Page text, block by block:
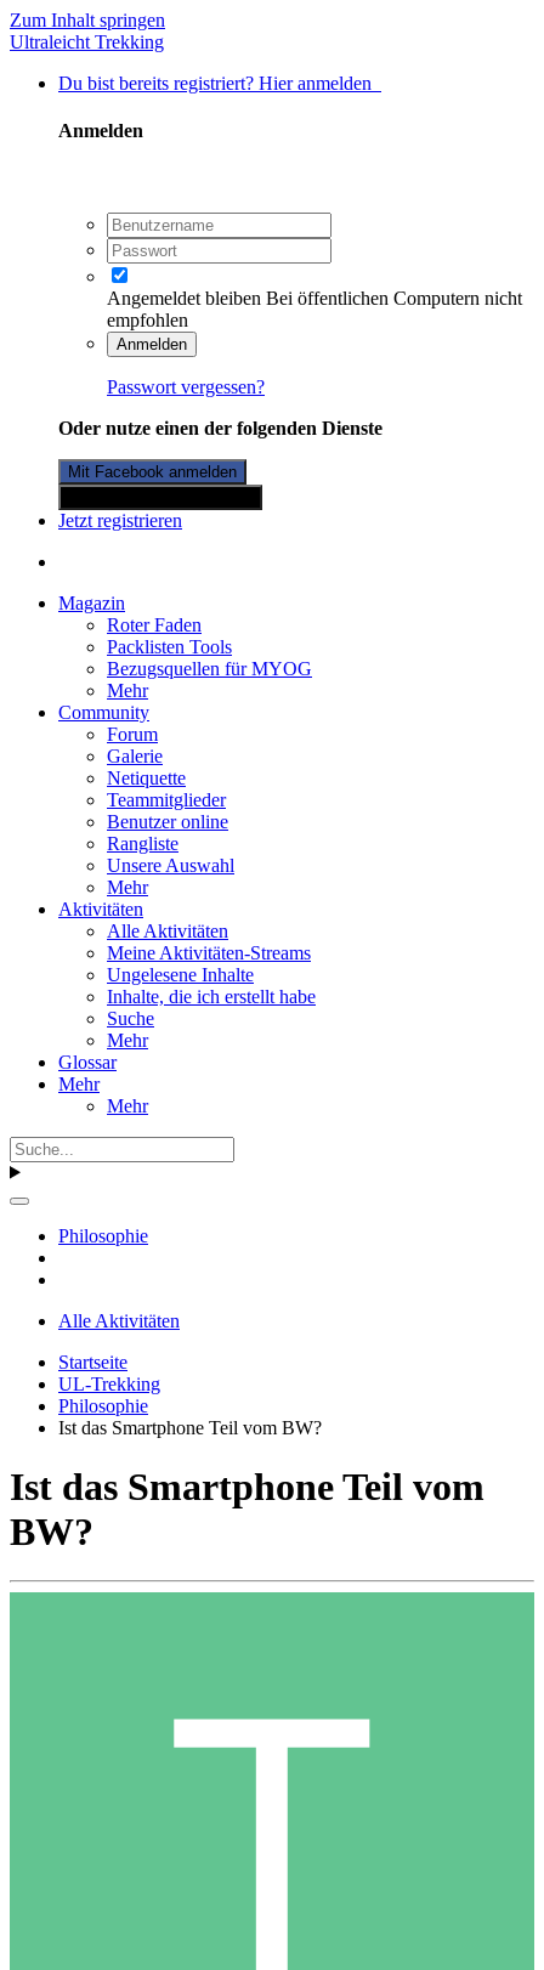
Zum Inhalt springen
Ultraleicht Trekking
Du bist bereits registriert? Hier anmelden
Anmelden
Angemeldet bleiben Bei öffentlichen Computern nicht
empfohlen
Anmelden
Passwort vergessen?
Oder nutze einen der folgenden Dienste
Mit Facebook anmelden
Jetzt registrieren
Magazin
Roter Faden
Packlisten Tools
Bezugsquellen für MYOG
Mehr
Community
Forum
Galerie
Netiquette
Teammitglieder
Benutzer online
Rangliste
Unsere Auswahl
Mehr
Aktivitäten
Alle Aktivitäten
Meine Aktivitäten-Streams
Ungelesene Inhalte
Inhalte, die ich erstellt habe
Suche
Mehr
Glossar
Mehr
Mehr
Philosophie
Alle Aktivitäten
Startseite
UL-Trekking
Philosophie
Ist das Smartphone Teil vom BW?
Ist das Smartphone Teil vom
BW?